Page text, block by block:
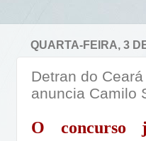
QUARTA-FEIRA, 3
Detran do
anuncia Camilo
O concurso